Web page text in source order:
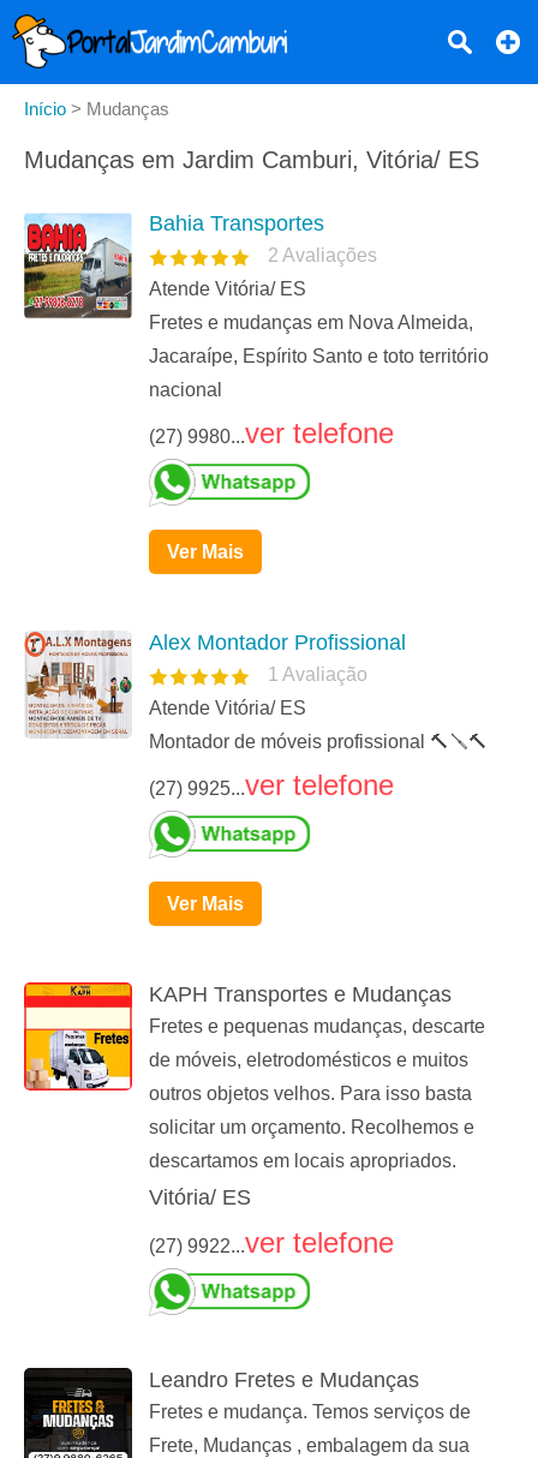
Início > Mudanças
Mudanças em Jardim Camburi, Vitória/ ES
Bahia Transportes
2 Avaliações
Atende Vitória/ ES
Fretes e mudanças em Nova Almeida,
Jacaraípe, Espírito Santo e toto território
nacional
(27) 9980...ver telefone
Ver Mais
Alex Montador Profissional
1 Avaliação
Atende Vitória/ ES
Montador de móveis profissional 🔨🪛🔨
(27) 9925...ver telefone
Ver Mais
KAPH Transportes e Mudanças
Fretes e pequenas mudanças, descarte
de móveis, eletrodomésticos e muitos
outros objetos velhos. Para isso basta
solicitar um orçamento. Recolhemos e
descartamos em locais apropriados.
Vitória/ ES
(27) 9922...ver telefone
Leandro Fretes e Mudanças
Fretes e mudança. Temos serviços de
Frete, Mudanças , embalagem da sua